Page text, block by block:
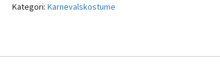
Kategori: Karnevalskostume